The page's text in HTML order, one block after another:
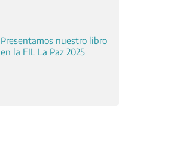
Presentamos nuestro libro
en la FIL La Paz 2025